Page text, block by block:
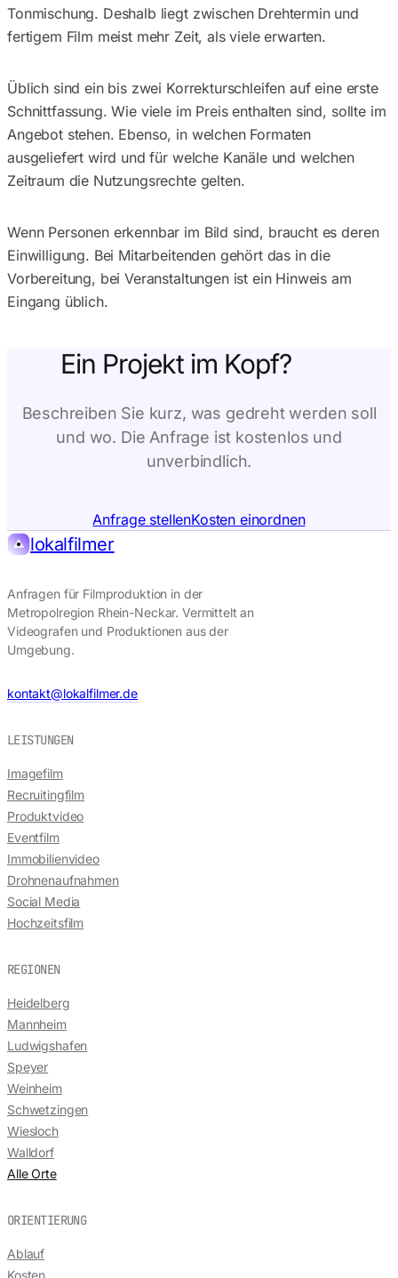
Tonmischung. Deshalb liegt zwischen Drehtermin und
fertigem Film meist mehr Zeit, als viele erwarten.
Üblich sind ein bis zwei Korrekturschleifen auf eine erste
Schnittfassung. Wie viele im Preis enthalten sind, sollte im
Angebot stehen. Ebenso, in welchen Formaten
ausgeliefert wird und für welche Kanäle und welchen
Zeitraum die Nutzungsrechte gelten.
Wenn Personen erkennbar im Bild sind, braucht es deren
Einwilligung. Bei Mitarbeitenden gehört das in die
Vorbereitung, bei Veranstaltungen ist ein Hinweis am
Eingang üblich.
Ein Projekt im Kopf?
Beschreiben Sie kurz, was gedreht werden soll
und wo. Die Anfrage ist kostenlos und
unverbindlich.
Anfrage stellenKosten einordnen
lokalfilmer
Anfragen für Filmproduktion in der
Metropolregion Rhein-Neckar. Vermittelt an
Videografen und Produktionen aus der
Umgebung.
kontakt@lokalfilmer.de
LEISTUNGEN
Imagefilm
Recruitingfilm
Produktvideo
Eventfilm
Immobilienvideo
Drohnenaufnahmen
Social Media
Hochzeitsfilm
REGIONEN
Heidelberg
Mannheim
Ludwigshafen
Speyer
Weinheim
Schwetzingen
Wiesloch
Walldorf
Alle Orte
ORIENTIERUNG
Ablauf